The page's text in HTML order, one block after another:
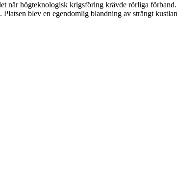
högteknologisk krigsföring krävde rörliga
blev en egendomlig blandning av strängt